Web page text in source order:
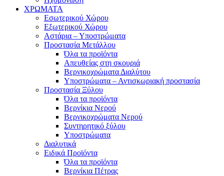
ΧΡΩΜΑΤΑ
Εσωτερικού Χώρου
Εξωτερικού Χώρου
Αστάρια – Υποστρώματα
Προστασία Μετάλλου
Όλα τα προϊόντα
Απευθείας στη σκουριά
Βερνικοχρώματα Διαλύτου
Υποστρώματα – Αντισκωριακή προστασία
Προστασία Ξύλου
Όλα τα προϊόντα
Βερνίκια Νερού
Βερνικοχρώματα Νερού
Συντηρητικό ξύλου
Υποστρώματα
Διαλυτικά
Ειδικά Προϊόντα
Όλα τα προϊόντα
Βερνίκια Πέτρας